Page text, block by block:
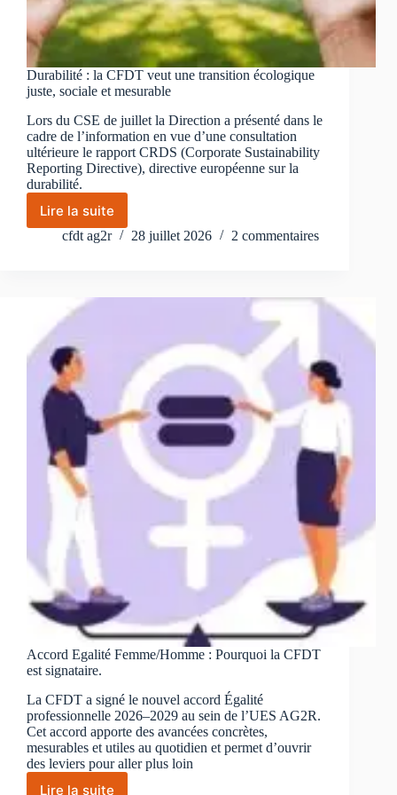
Durabilité : la CFDT veut une transition écologique
juste, sociale et mesurable
Lors du CSE de juillet la Direction a présenté dans le
cadre de l’information en vue d’une consultation
ultérieure le rapport CRDS (Corporate Sustainability
Reporting Directive), directive européenne sur la
durabilité.
Lire la suite
Durabilité
:
une
juste,
sociale
et
mesurable
cfdt ag2r 28 juillet 2026 2 commentaires
Accord Egalité Femme/Homme : Pourquoi la CFDT
est signataire.
La CFDT a signé le nouvel accord Égalité
professionnelle 2026–2029 au sein de l’UES AG2R.
Cet accord apporte des avancées concrètes,
mesurables et utiles au quotidien et permet d’ouvrir
des leviers pour aller plus loin
Lire la suite